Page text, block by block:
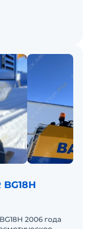
2006 года